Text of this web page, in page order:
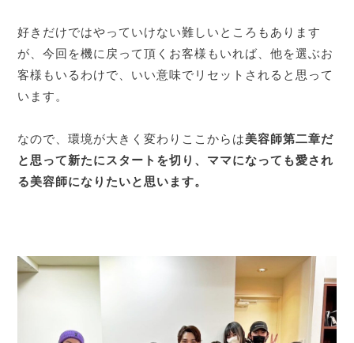
好きだけではやっていけない難しいところもあります
が、今回を機に戻って頂くお客様もいれば、他を選ぶお
客様もいるわけで、いい意味でリセットされると思って
います。
なので、環境が大きく変わりここからは美容師第二章だ
と思って新たにスタートを切り、ママになっても愛され
る美容師になりたいと思います。